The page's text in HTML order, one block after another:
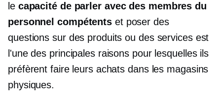
le capacité de parler avec des membres du
personnel compétents et poser des
questions sur des produits ou des services est
l'une des principales raisons pour lesquelles ils
préfèrent faire leurs achats dans les magasins
physiques.